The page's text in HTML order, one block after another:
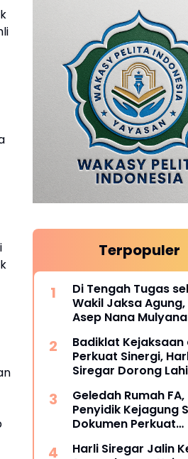
Terpopuler
Di Tengah Tugas
Wakil Jaksa
Asep Nana
Akademik sebagai
Promosi Doktor
Badiklat Kejaksaan
Perkuat Sinergi,
Siregar Dorong
Kejaksaan
Geledah Rumah FA,
Penyidik Kejagung
Dokumen Perkuat
Harli Siregar Jalin